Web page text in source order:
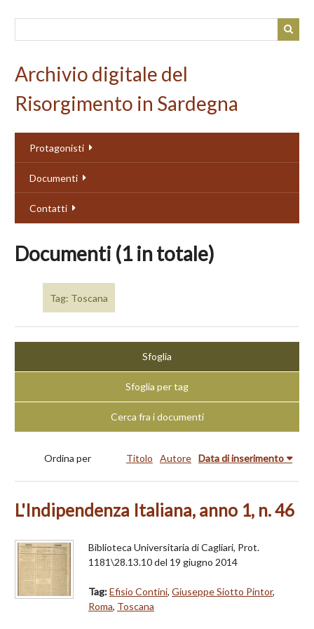
Archivio digitale del
Risorgimento in Sardegna
Protagonisti
Documenti
Contatti
Documenti (1 in totale)
Tag: Toscana
Sfoglia
Sfoglia per tag
Cerca fra i documenti
Ordina per Titolo Autore Data di inserimento
L'Indipendenza Italiana, anno 1, n. 46
Biblioteca Universitaria di Cagliari, Prot.
1181\28.13.10 del 19 giugno 2014
Tag:Efisio Contini, Giuseppe Siotto Pintor,
Roma, Toscana